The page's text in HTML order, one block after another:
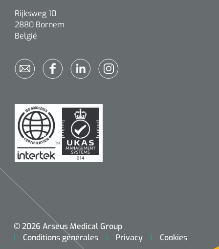
Rijksweg 10
2880 Bornem
België
© 2026 Arseus Medical Group
Conditions générales
Privacy Cookies